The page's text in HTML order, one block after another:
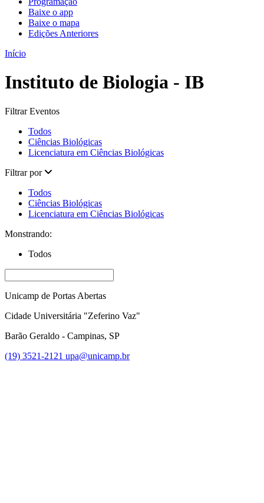
Baixe o app
Baixe o mapa
Edições Anteriores
Início
Instituto de Biologia - IB
Filtrar Eventos
Todos
Ciências Biológicas
Licenciatura em Ciências Biológicas
Filtrar por
Todos
Ciências Biológicas
Licenciatura em Ciências Biológicas
Monstrando:
Todos
Unicamp de Portas Abertas
Cidade Universitária "Zeferino Vaz"
Barão Geraldo - Campinas, SP
(19) 3521-2121 upa@unicamp.br